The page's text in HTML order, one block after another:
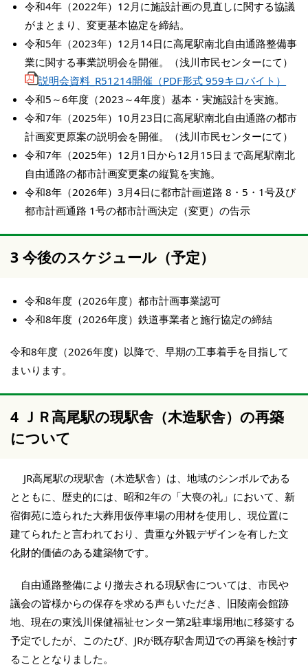
令和4年（2022年）12月に施設計画の見直しに関する協議
がまとまり、変更基本協定を締結。
令和5年（2023年）12月14日に高尾駅南北自由通路整備事
業に関する事業説明会を開催。（浅川市民センターにて）
説明会資料_R51214開催（PDF形式 959キロバイト）
令和5～6年度（2023～4年度）基本・実施設計を実施。
令和7年（2025年）10月23日に高尾駅南北自由通路の都市
計画変更原案の説明会を開催。（浅川市民センターにて）
令和7年（2025年）12月1日から12月15日まで高尾駅南北
自由通路の都市計画変更案の縦覧を実施。
令和8年（2026年）3月4日に都市計画道路 8・5・1号及び
都市計画通路 1号の都市計画決定（変更）の告示
3 今後のスケジュール（予定）
令和8年度（2026年度）都市計画事業認可
令和8年度（2026年度）鉄道事業者と施行協定の締結
令和8年度（2026年度）以降で、早期の工事着手を目指して
まいります。
4 ＪＲ高尾駅の現駅舎（木造駅舎）の再築
について
JR高尾駅の現駅舎（木造駅舎）は、地域のシンボルである
とともに、歴史的には、昭和2年の「大喪の礼」において、新
宿御苑に造られた大葬用仮停車場の用材を使用し、現位置に
建てられたと言われており、貴重な外観デザインを有した文
化財的価値のある建築物です。
自由通路整備により撤去される現駅舎については、市民や
議会の皆様からの保存を求める声もいただき、旧陵南会館跡
地、現在の東浅川保健福祉センター第2駐車場用地に移築する
予定でしたが、このたび、JRが既存駅舎周辺での再築を検討す
ることとなりました。